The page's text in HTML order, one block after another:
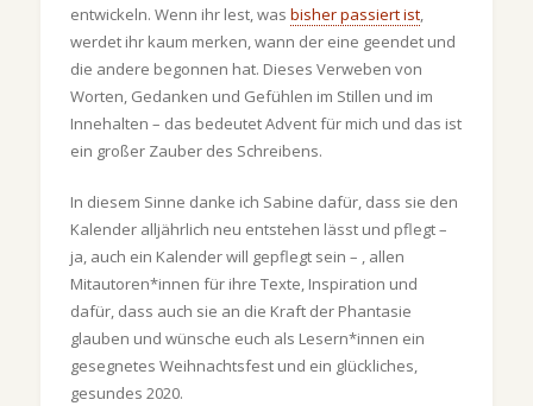
entwickeln. Wenn ihr lest, was bisher passiert ist,
werdet ihr kaum merken, wann der eine geendet und
die andere begonnen hat. Dieses Verweben von
Worten, Gedanken und Gefühlen im Stillen und im
Innehalten – das bedeutet Advent für mich und das ist
ein großer Zauber des Schreibens.
In diesem Sinne danke ich Sabine dafür, dass sie den
Kalender alljährlich neu entstehen lässt und pflegt –
ja, auch ein Kalender will gepflegt sein – , allen
Mitautoren*innen für ihre Texte, Inspiration und
dafür, dass auch sie an die Kraft der Phantasie
glauben und wünsche euch als Lesern*innen ein
gesegnetes Weihnachtsfest und ein glückliches,
gesundes 2020.